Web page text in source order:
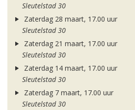
Sleutelstad 30
Zaterdag 28 maart, 17.00 uur
Sleutelstad 30
Zaterdag 21 maart, 17.00 uur
Sleutelstad 30
Zaterdag 14 maart, 17.00 uur
Sleutelstad 30
Zaterdag 7 maart, 17.00 uur
Sleutelstad 30